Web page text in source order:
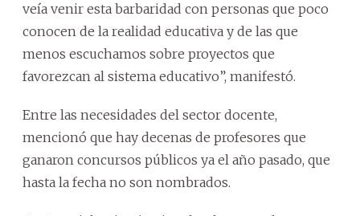
veía venir esta barbaridad con personas que poco
conocen de la realidad educativa y de las que
menos escuchamos sobre proyectos que
favorezcan al sistema educativo”, manifestó.
Entre las necesidades del sector docente,
mencionó que hay decenas de profesores que
ganaron concursos públicos ya el año pasado, que
hasta la fecha no son nombrados.